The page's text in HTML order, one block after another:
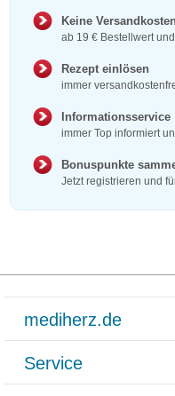
Keine
ab 19 € Bestellwert
Rezept einlösen
immer
Informationsservice
immer Top informiert
Bonuspunkte
Jetzt registrieren und
mediherz.de
Glossar
Service